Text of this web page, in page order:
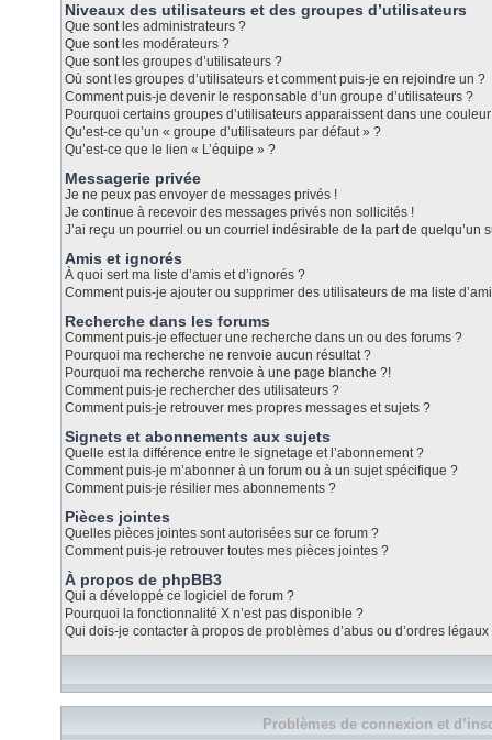
Niveaux des utilisateurs et des groupes d’utilisateurs
Que sont les administrateurs ?
Que sont les modérateurs ?
Que sont les groupes d’utilisateurs ?
Où sont les groupes d’utilisateurs et comment puis-je en rejoindre un ?
Comment puis-je devenir le responsable d’un groupe d’utilisateurs ?
Pourquoi certains groupes d’utilisateurs apparaissent dans une
Qu’est-ce qu’un « groupe d’utilisateurs par défaut » ?
Qu’est-ce que le lien « L’équipe » ?
Messagerie privée
Je ne peux pas envoyer de messages privés !
Je continue à recevoir des messages privés non sollicités !
J’ai reçu un pourriel ou un courriel indésirable de la part de quelqu’un
Amis et ignorés
À quoi sert ma liste d’amis et d’ignorés ?
Comment puis-je ajouter ou supprimer des utilisateurs de ma liste
Recherche dans les forums
Comment puis-je effectuer une recherche dans un ou des forums ?
Pourquoi ma recherche ne renvoie aucun résultat ?
Pourquoi ma recherche renvoie à une page blanche ?!
Comment puis-je rechercher des utilisateurs ?
Comment puis-je retrouver mes propres messages et sujets ?
Signets et abonnements aux sujets
Quelle est la différence entre le signetage et l’abonnement ?
Comment puis-je m’abonner à un forum ou à un sujet spécifique ?
Comment puis-je résilier mes abonnements ?
Pièces jointes
Quelles pièces jointes sont autorisées sur ce forum ?
Comment puis-je retrouver toutes mes pièces jointes ?
À propos de phpBB3
Qui a développé ce logiciel de forum ?
Pourquoi la fonctionnalité X n’est pas disponible ?
Qui dois-je contacter à propos de problèmes d’abus ou d’ordres
Problèmes de connexion et